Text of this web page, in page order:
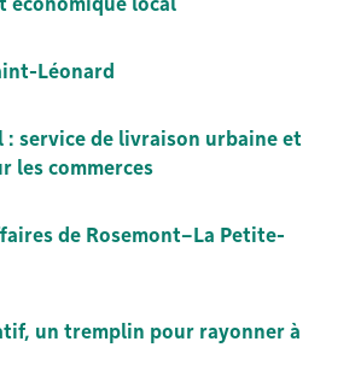
Léonard
: service de livraison urbaine et
les commerces
de Rosemont–La Petite-
un tremplin pour rayonner à